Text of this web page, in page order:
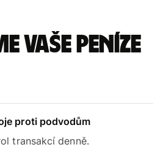
vaše peníze
proti podvodům
transakcí denně.